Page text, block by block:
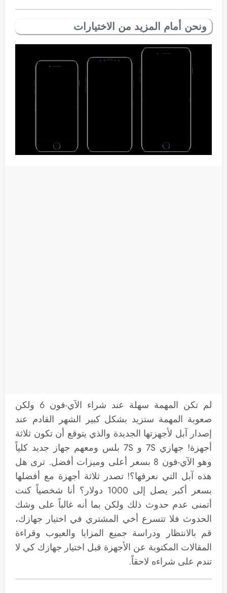
ونحن أمام المزيد من الاختيارات
لم تكن المهمة سهلة عند شراء الآي-فون 6 ولكن
صعوبة المهمة ستزيد بشكل كبير الشهر القادم عند
إصدار آبل لأجهزتها الجديدة والذي يتوقع أن تكون ثلاثة
أجهزة! جهازي 7S و 7S بلس ومعهم جهاز جديد كلياً
وهو الآي-فون 8 بسعر أعلى وميزات أفضل. ترى هل
هذه آبل التي نعرفها؟! تصدر ثلاثة أجهزة مع أفضلها
بسعر أكبر يصل إلى 1000 دولار؟ أنا شخصياً كنت
أتمنى عدم حدوث ذلك ولكن بما أنه غالباً على وشك
الحدوث فلا تتسرع أخي المشتري في اختيار جهازك،
قم بالانتظار ودراسة جميع المزايا والعيوب وقراءة
المقالات المكتوبة عن الأجهزة قبل اختيار جهازك كي لا
تندم على شراءه لاحقاً.